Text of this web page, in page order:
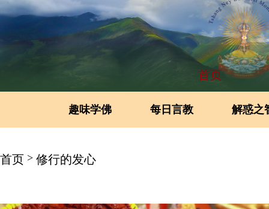
首页
趣味学佛 每日言教 解惑之
首页 > 修行的发心